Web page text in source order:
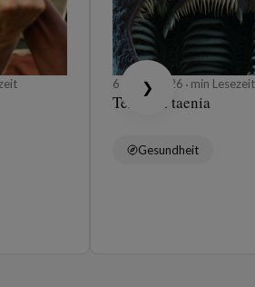
6, Aug., 2026 min Lesezeit
Ténia ou taenia
Gesundheit
❯